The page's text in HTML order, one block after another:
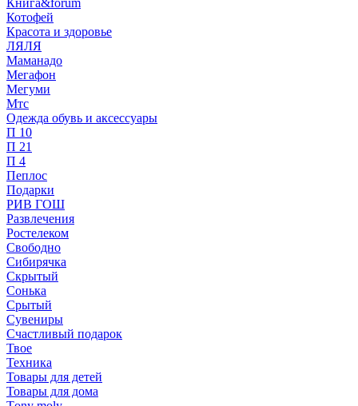
Книгa&forum
Котофей
Красота и здоровье
ЛЯЛЯ
Маманадо
Мегафон
Мегуми
Мтс
Одежда обувь и аксессуары
П 10
П 21
П 4
Пеплос
Подарки
РИВ ГОШ
Развлечения
Ростелеком
Свободно
Сибирячка
Скрытый
Сонька
Срытый
Сувениры
Счастливый подарок
Твое
Техника
Товары для детей
Товары для дома